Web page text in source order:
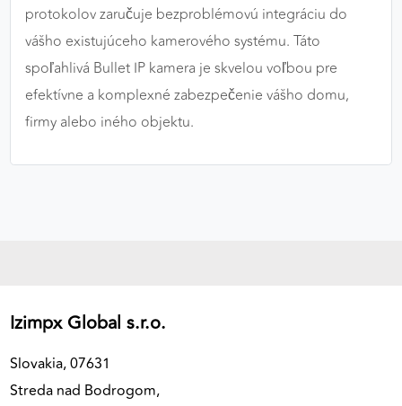
protokolov zaručuje bezproblémovú integráciu do
vášho existujúceho kamerového systému. Táto
spoľahlivá Bullet IP kamera je skvelou voľbou pre
efektívne a komplexné zabezpečenie vášho domu,
firmy alebo iného objektu.
Izimpx Global s.r.o.
Slovakia, 07631
Streda nad Bodrogom,